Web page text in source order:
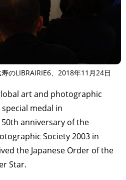
のLIBRAIRIE6、2018年11月24日
art and photographic
medal in
anniversary of the
Society 2003 in
the Japanese Order of the
Star.